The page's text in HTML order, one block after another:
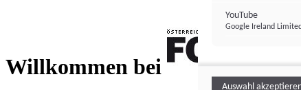
Willkommen bei
FONDS
YouTube
Google Ireland
Auswahl